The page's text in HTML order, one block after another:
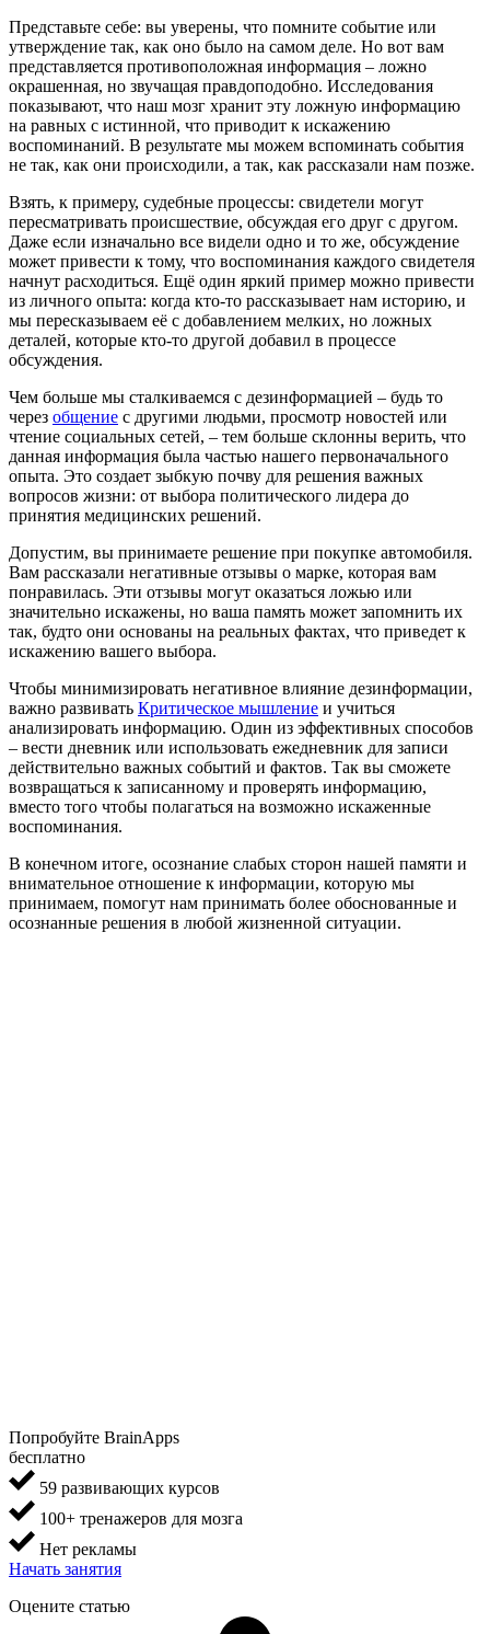
Представьте себе: вы уверены, что помните событие или
утверждение так, как оно было на самом деле. Но вот вам
представляется противоположная информация – ложно
окрашенная, но звучащая правдоподобно. Исследования
показывают, что наш мозг хранит эту ложную информацию
на равных с истинной, что приводит к искажению
воспоминаний. В результате мы можем вспоминать события
не так, как они происходили, а так, как рассказали нам позже.
Взять, к примеру, судебные процессы: свидетели могут
пересматривать происшествие, обсуждая его друг с другом.
Даже если изначально все видели одно и то же, обсуждение
может привести к тому, что воспоминания каждого свидетеля
начнут расходиться. Ещё один яркий пример можно привести
из личного опыта: когда кто-то рассказывает нам историю, и
мы пересказываем её с добавлением мелких, но ложных
деталей, которые кто-то другой добавил в процессе
обсуждения.
Чем больше мы сталкиваемся с дезинформацией – будь то
через общение с другими людьми, просмотр новостей или
чтение социальных сетей, – тем больше склонны верить, что
данная информация была частью нашего первоначального
опыта. Это создает зыбкую почву для решения важных
вопросов жизни: от выбора политического лидера до
принятия медицинских решений.
Допустим, вы принимаете решение при покупке автомобиля.
Вам рассказали негативные отзывы о марке, которая вам
понравилась. Эти отзывы могут оказаться ложью или
значительно искажены, но ваша память может запомнить их
так, будто они основаны на реальных фактах, что приведет к
искажению вашего выбора.
Чтобы минимизировать негативное влияние дезинформации,
важно развивать Критическое мышление и учиться
анализировать информацию. Один из эффективных способов
– вести дневник или использовать ежедневник для записи
действительно важных событий и фактов. Так вы сможете
возвращаться к записанному и проверять информацию,
вместо того чтобы полагаться на возможно искаженные
воспоминания.
В конечном итоге, осознание слабых сторон нашей памяти и
внимательное отношение к информации, которую мы
принимаем, помогут нам принимать более обоснованные и
осознанные решения в любой жизненной ситуации.
Попробуйте BrainApps
бесплатно
59 развивающих курсов
100+ тренажеров для мозга
Нет рекламы
Начать занятия
Оцените статью